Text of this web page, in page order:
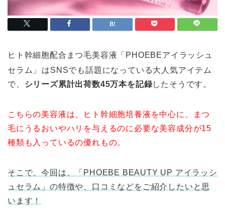
ヒト幹細胞配合まつ毛美容液「PHOEBEアイラッシュ
セラム」
はSNSでも話題になっている大人気アイテム
で、 シリーズ累計出荷数45万本を記録したそうです。
こちらの美容液は、ヒト幹細胞培養液を中心に、まつ
毛にうるおいやハリを与えるのに必要な美容成分が15
種類も入っているの優れもの。
そこで、今回は、「PHOEBE BEAUTY UP アイラッシ
ュセラム」の特徴や、口コミなどをご紹介したいと思
います！